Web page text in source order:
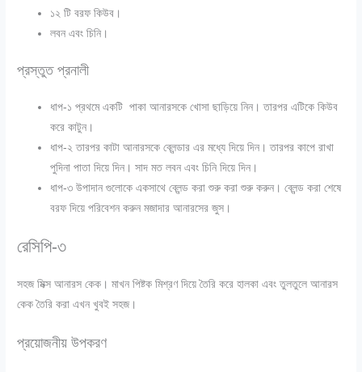
১২ টি বরফ কিউব।
লবন এবং চিনি।
প্রস্তুত প্রনালী
ধাপ-১প্রথমে একটি পাকা আনারসকে খোসা ছাড়িয়ে নিন। তারপর এটিকে কিউব
করে কাটুন।
ধাপ-২ তারপর কাটা আনারসকে ব্লেন্ডার এর মধ্যে দিয়ে দিন। তারপর কাপে রাখা
পুদিনা পাতা দিয়ে দিন। সাদ মত লবন এবং চিনি দিয়ে দিন।
ধাপ-৩উপাদান গুলোকে একসাথে ব্লেন্ড করা শুরু করা শুরু করুন। ব্লেন্ড করা শেষে
বরফ দিয়ে পরিবেশন করুন মজাদার আনারসের জুস।
রেসিপি-৩
সহজ মিক্স আনারস কেক। মাখন পিষ্টক মিশ্রণ দিয়ে তৈরি করে হালকা এবং তুলতুলে আনারস
কেক তৈরি করা এখন খুবই সহজ।
প্রয়োজনীয় উপকরণ